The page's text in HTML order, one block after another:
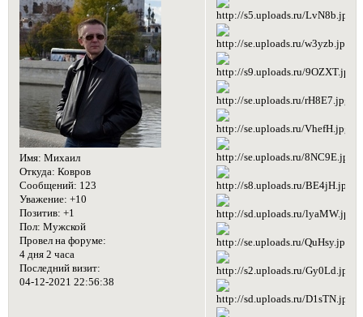
Имя: Михаил
Откуда: Ковров
Сообщений: 123
Уважение: +10
Позитив: +1
Пол: Мужской
Провел на форуме:
4 дня 2 часа
Последний визит:
04-12-2021 22:56:38